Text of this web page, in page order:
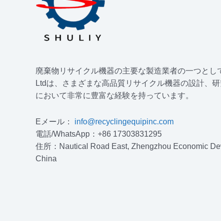
廃棄物リサイクル機器の主要な製造業者の一つとし
Ltdは、さまざまな高品質リサイクル機器の設計、
において非常に豊富な経験を持っています。
Eメール： info@recyclingequipinc.com
電話/WhatsApp：+86 17303831295
住所：Nautical Road East, Zhengzhou Economic
China